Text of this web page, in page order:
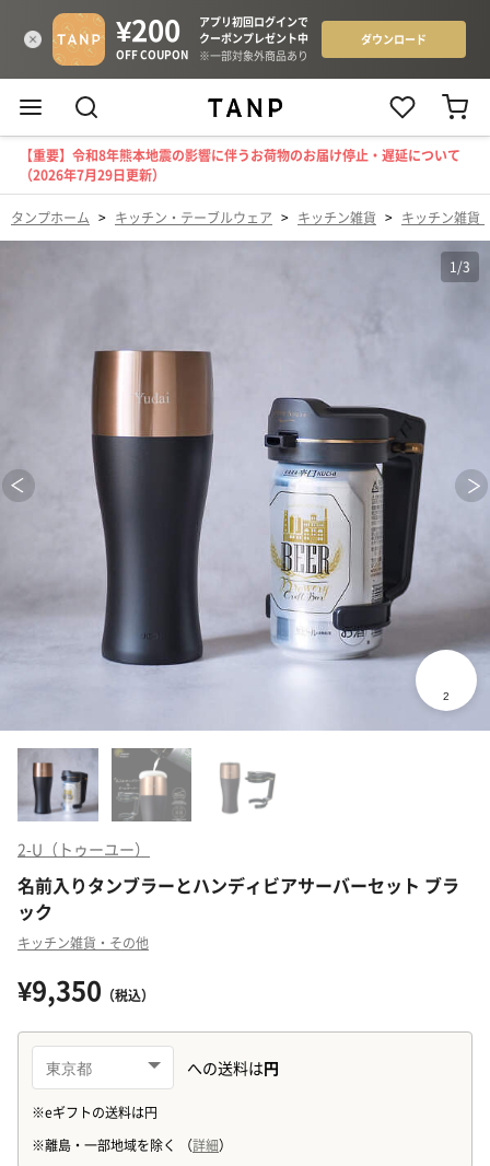
【重要】令和8年熊本地震の影響に伴うお荷物のお届け停止・遅延について
（2026年7月29日更新）
タンプホーム > キッチン・テーブルウェア > キッチン雑貨 > キッチン雑貨
1/3
2-U（トゥーユー）
名前入りタンブラーとハンディビアサーバーセット ブラ
ック
キッチン雑貨・その他
¥9,350 （税込）